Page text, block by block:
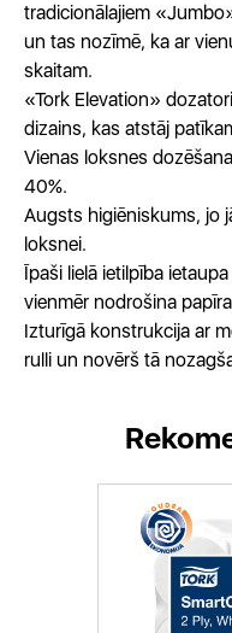
tradicionālajiem
un tas nozīmē, ka ar
skaitam.
«Tork Elevation»
dizains, kas atstāj
Vienas loksnes
40%.
Augsts higiēniskums, jo
loksnei.
Īpaši lielā ietilpība
vienmēr nodrošina
Izturīgā konstrukcija ar
rulli un novērš tā